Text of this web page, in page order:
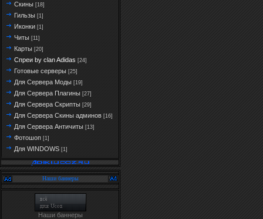
Скины [18]
Гильзы [1]
Иконки [1]
Читы [11]
Карты [20]
Спреи by clan Adidas [24]
Готовые серверы [25]
Для Сервера Моды [19]
Для Сервера Плагины [27]
Для Сервера Скрипты [29]
Для Сервера Скины админов [16]
Для Сервера Античиты [13]
Фотошоп [1]
Для WINDOWS [1]
Наши баннеры
Наши баннеры